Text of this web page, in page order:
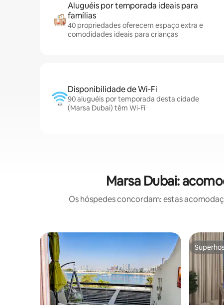
Aluguéis por temporada ideais para
famílias
40 propriedades oferecem espaço extra e
comodidades ideais para crianças
Disponibilidade de Wi-Fi
90 aluguéis por temporada desta cidade
(Marsa Dubai) têm Wi-Fi
Marsa Dubai:
Os hóspedes concordam: estas